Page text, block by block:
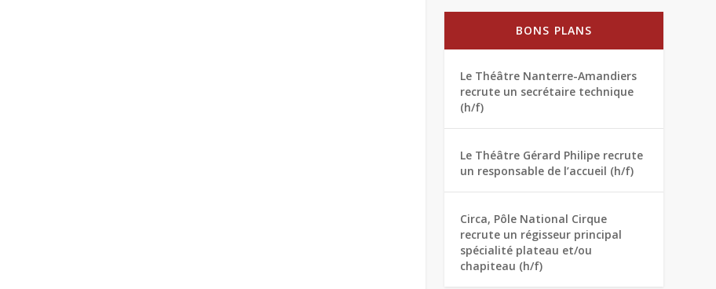
BONS PLANS
Le Théâtre Nanterre-Amandiers
recrute un secrétaire technique
(h/f)
Le Théâtre Gérard Philipe recrute
un responsable de l’accueil (h/f)
Circa, Pôle National Cirque
recrute un régisseur principal
spécialité plateau et/ou
chapiteau (h/f)